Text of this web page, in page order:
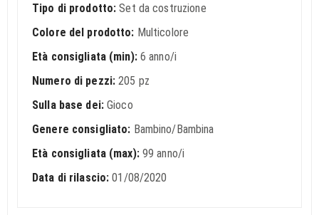
Tipo di prodotto: Set da costruzione
Colore del prodotto: Multicolore
Età consigliata (min): 6 anno/i
Numero di pezzi: 205 pz
Sulla base dei: Gioco
Genere consigliato: Bambino/Bambina
Età consigliata (max): 99 anno/i
Data di rilascio: 01/08/2020